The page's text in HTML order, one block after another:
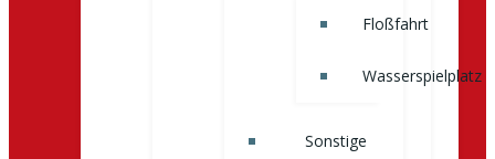
Floßfahrt
Wasserspielplatz
Sonstige